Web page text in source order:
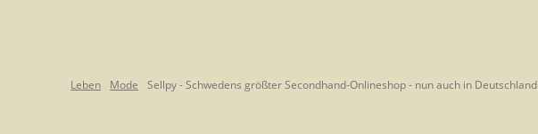
Leben Mode Sellpy - Schwedens größter Secondhand-Onlineshop - nun auch in Deutschland